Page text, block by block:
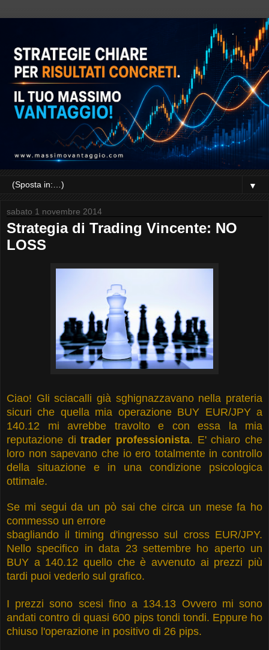
▼
sabato 1 novembre 2014
Strategia di Trading Vincente: NO
LOSS
Ciao! Gli sciacalli già sghignazzavano nella prateria
sicuri che quella mia operazione BUY EUR/JPY a
140.12 mi avrebbe travolto e con essa la mia
reputazione ditrader professionista. E' chiaro che
loro non sapevano che io ero totalmente in controllo
della situazione e in una condizione psicologica
ottimale.
Se mi segui da un pò sai che circa un mese fa ho
commesso un errore
sbagliando il timing d'ingresso sul cross EUR/JPY.
Nello specifico in data 23 settembre ho aperto un
BUY a 140.12 quello che è avvenuto ai prezzi più
tardi puoi vederlo sul grafico.
I prezzi sono scesi fino a 134.13 Ovvero mi sono
andati contro di quasi 600 pips tondi tondi. Eppure ho
chiuso l'operazione in positivo di 26 pips.